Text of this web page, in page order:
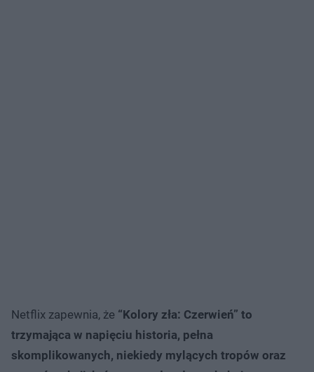
Netflix zapewnia, że “Kolory zła: Czerwień” to
trzymająca w napięciu historia, pełna
skomplikowanych, niekiedy mylących tropów oraz